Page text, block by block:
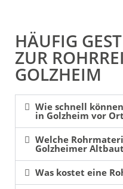
HÄUFIG
ZUR
GOLZHEIM
Wie schnell
in Golzheim vor
Welche
Golzheimer
Was kostet eine